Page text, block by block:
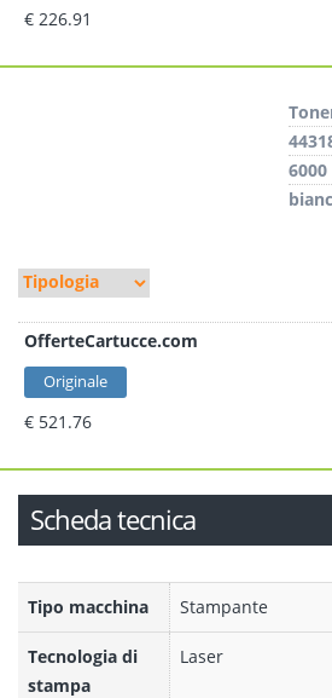
€ 226.91
OfferteCartucce.com
Originale
€ 521.76
Scheda tecnica
Tipo macchina Stampante
Tecnologia di
stampa
Laser